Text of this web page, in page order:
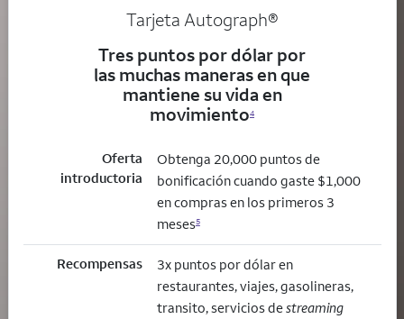
Tarjeta Autograph®
Tres puntos por dólar por
las muchas maneras en que
mantiene su vida en
movimiento4
Oferta
introductoria
Obtenga 20,000 puntos de
bonificación cuando gaste $1,000
en compras en los primeros 3
meses5
Recompensas
3x puntos por dólar en
restaurantes, viajes, gasolineras,
transito, servicios destreaming